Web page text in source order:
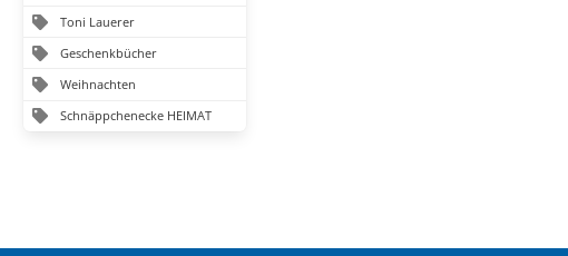
Toni Lauerer
Geschenkbücher
Weihnachten
Schnäppchenecke HEIMAT